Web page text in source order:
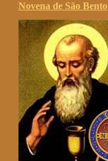
Novena de São Bento